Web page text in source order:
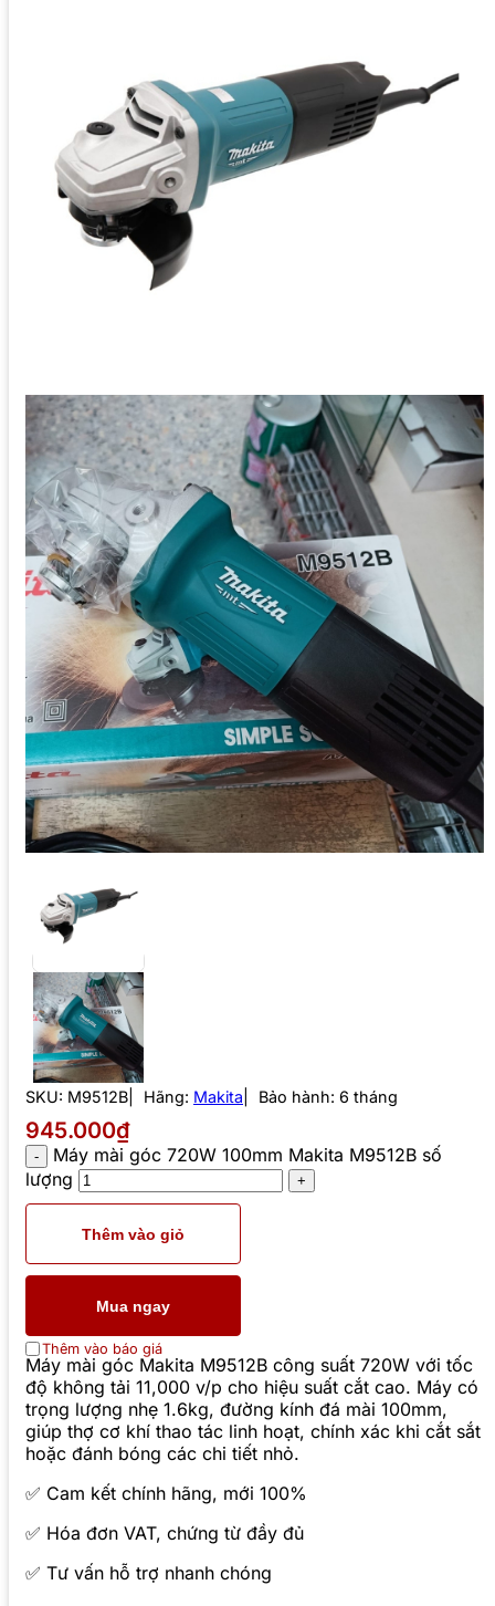
SKU: M9512B Hãng: Makita Bảo hành: 6 tháng
945.000₫
Máy mài góc 720W 100mm Makita M9512B số
lượng
Thêm vào giỏ
Mua ngay
Thêm vào báo giá
Máy mài góc Makita M9512B công suất 720W với tốc
độ không tải 11,000 v/p cho hiệu suất cắt cao. Máy có
trọng lượng nhẹ 1.6kg, đường kính đá mài 100mm,
giúp thợ cơ khí thao tác linh hoạt, chính xác khi cắt sắt
hoặc đánh bóng các chi tiết nhỏ.
✅ Cam kết chính hãng, mới 100%
✅ Hóa đơn VAT, chứng từ đầy đủ
✅ Tư vấn hỗ trợ nhanh chóng